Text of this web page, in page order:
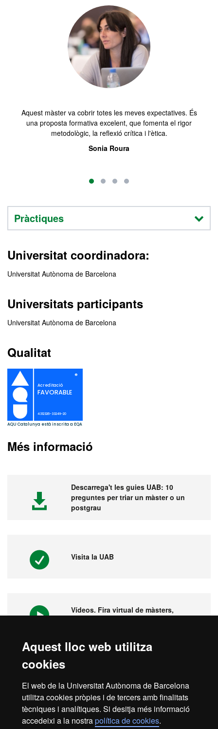
Aquest lloc web utilitza
cookies
El web de la Universitat Autònoma de Barcelona
utilitza cookies pròpies i de tercers amb finalitats
tècniques i analítiques. Si desitja més informació
accedeixi a la nostrapolítica de cookies.
Aquest màster va cobrir totes les meves expectatives. És
una proposta formativa excelent, que fomenta el rigor
metodològic, la reflexió crítica i l'ètica.
Sonia Roura
Pràctiques
Universitat coordinadora:
Universitat Autònoma de Barcelona
Universitats participants
Universitat Autònoma de Barcelona
Qualitat
Més informació
Descarrega't les guies UAB: 10
preguntes per triar un màster o un
postgrau
Visita la UAB
Vídeos. Fira virtual de màsters,